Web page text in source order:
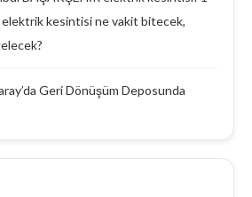
elektrik kesintisi ne vakit bitecek,
Geri Dönüşüm Deposunda